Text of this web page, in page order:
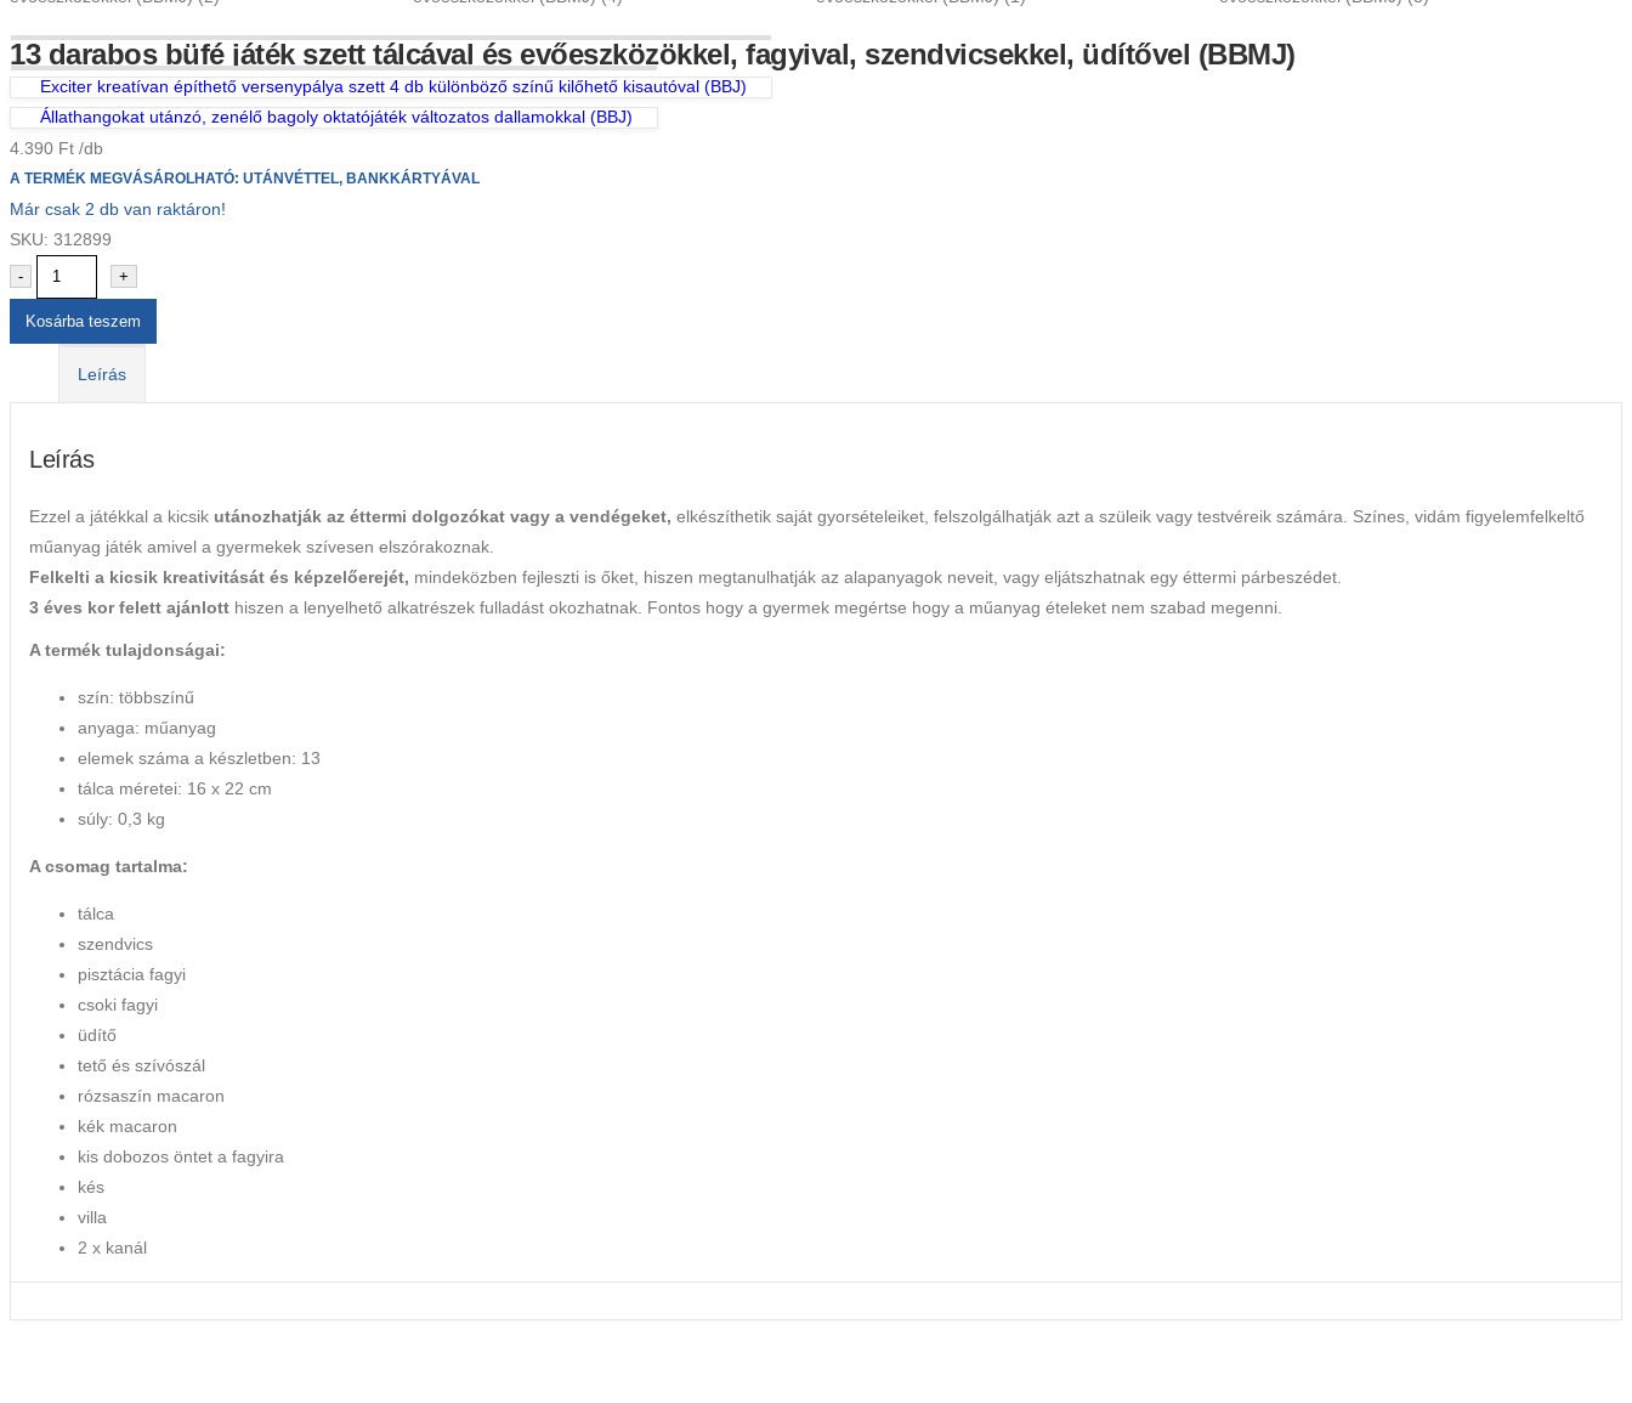
13 darabos büfé játék szett tálcával és evőeszközökkel, fagyival, szendvicsekkel, üdítővel (BBMJ)
Exciter kreatívan építhető versenypálya szett 4 db különböző színű kilőhető kisautóval (BBJ)
Állathangokat utánzó, zenélő bagoly oktatójáték változatos dallamokkal (BBJ)
4.390 Ft
A TERMÉK MEGVÁSÁROLHATÓ: UTÁNVÉTTEL, BANKKÁRTYÁVAL
Már csak 2 db van raktáron!
SKU: 312899
- +
Kosárba teszem
Leírás
Leírás
Ezzel a játékkal a kicsik utánozhatják az éttermi dolgozókat vagy a vendégeket, elkészíthetik saját gyorsételeiket, felszolgálhatják azt a szüleik vagy testvéreik számára. Színes, vidám figyelemfelkeltő
műanyag játék amivel a gyermekek szívesen elszórakoznak.
Felkelti a kicsik kreativitását és képzelőerejét, mindeközben fejleszti is őket, hiszen megtanulhatják az alapanyagok neveit, vagy eljátszhatnak egy éttermi párbeszédet.
3 éves kor felett ajánlott hiszen a lenyelhető alkatrészek fulladást okozhatnak. Fontos hogy a gyermek megértse hogy a műanyag ételeket nem szabad megenni.
A termék tulajdonságai:
szín: többszínű
anyaga: műanyag
elemek száma a készletben: 13
tálca méretei: 16 x 22 cm
súly: 0,3 kg
A csomag tartalma:
tálca
szendvics
pisztácia fagyi
csoki fagyi
üdítő
tető és szívószál
rózsaszín macaron
kék macaron
kis dobozos öntet a fagyira
kés
villa
2 x kanál